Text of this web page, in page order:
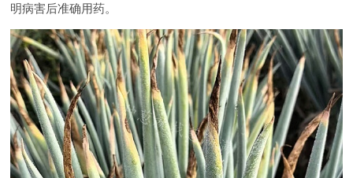
明病害后准确用药。